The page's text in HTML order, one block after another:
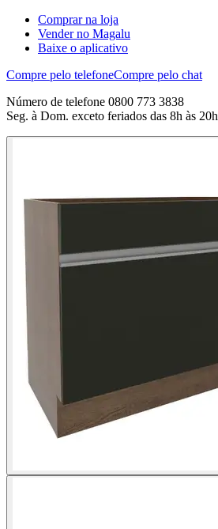
Comprar na loja
Vender no Magalu
Baixe o aplicativo
Compre pelo telefoneCompre pelo chat
Número de telefone 0800 773 3838
Seg. à Dom. exceto feriados das 8h às 20h